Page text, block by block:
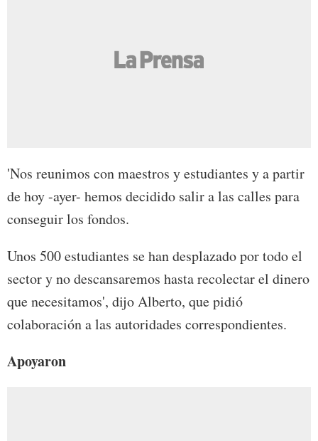
'Nos reunimos con maestros y estudiantes y a partir
de hoy -ayer- hemos decidido salir a las calles para
conseguir los fondos.
Unos 500 estudiantes se han desplazado por todo el
sector y no descansaremos hasta recolectar el dinero
que necesitamos', dijo Alberto, que pidió
colaboración a las autoridades correspondientes.
Apoyaron